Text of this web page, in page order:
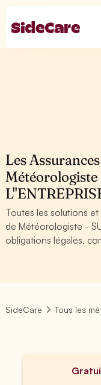
Les
Météorologiste
Toutes les solutions
de Météorologiste -
obligations légales,
SideCare Tous les